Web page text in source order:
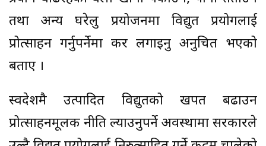
तथा अन्य घरेलु प्रयोजनमा विद्युत प्रयोगलाई
प्रोत्साहन गर्नुपर्नेमा कर लगाइनु अनुचित भएको
बताए ।
स्वदेशमै उत्पादित विद्युतको खपत बढाउन
प्रोत्साहनमूलक नीति ल्याउनुपर्ने अवस्थामा सरकारले